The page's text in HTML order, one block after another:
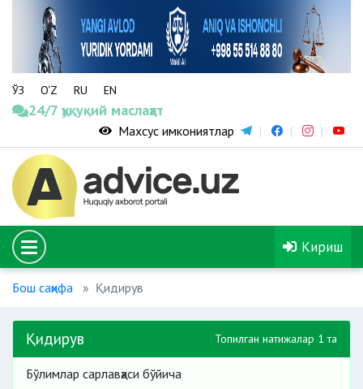
ЎЗ O‘Z RU EN
24/7 ҳуқуқий маслаҳат
Махсус имкониятлар
Кириш
Бош саҳифа Қидирув
Қидирув Топилган натижалар 1 та
Бўлимлар сарлавҳаси бўйича